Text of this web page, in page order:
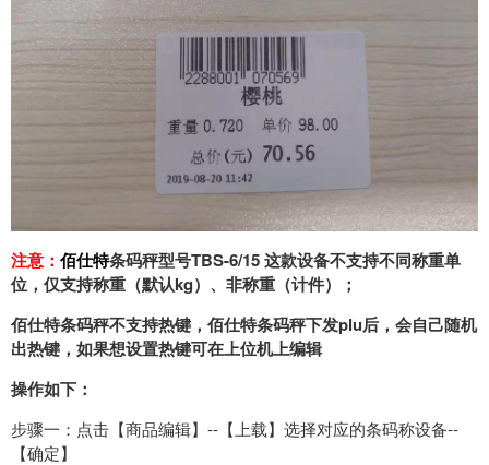
注意： 佰仕特条码秤型号TBS-6/15 这款设备不支持不同称重单
位，仅支持称重（默认kg）、非称重（计件）；
佰仕特条码秤不支持热键，佰仕特条码秤下发plu后，会自己随机
出热键，如果想设置热键可在上位机上编辑
操作如下：
步骤一：点击【商品编辑】--【上载】选择对应的条码称设备--
【确定】